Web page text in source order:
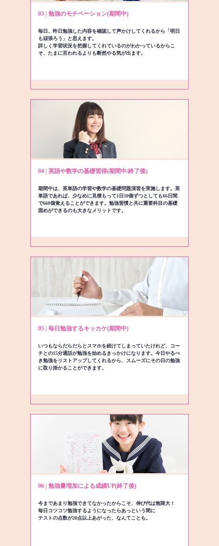
03 | 勉強のモチベーション(期間中)
毎日、昨日勉強した内容を確認して声かけしてくれるから「明日
も頑張ろう」と思えます。
詳しく学習状況を把握してくれているのがわかっているからこ
そ、たまに言われるよりも断然やる気が出ます。
04 | 英語や数学の基礎習得(期間中/終了後)
期間中は、英単語の学習や数学の基礎問題演習を実施します。英
単語であれば、少なめに見積もって1日10個ずつとしても66日間
で660個覚えることができます。勉強習慣と共に重要科目の基礎
固めができるのも大きなメリットです。
05 | 毎日勉強するキッカケ(期間中)
いつもならだらだらとスマホを続けてしまっていたけれど、コー
チとの15分通話が勉強を始めるきっかけになります。今日やるべ
き勉強をリストアップしてくれるから、スムーズにその日の勉強
に取り掛かることができます。
06 | 勉強量増加による成績UP(終了後)
今まであまり勉強できてなかったからこそ、伸び代は無限大！
毎日コツコツ勉強するようになったらあっという間に
テストの点数が20点以上あがった、なんてことも。